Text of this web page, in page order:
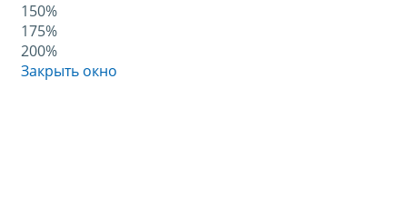
150%
175%
200%
Закрыть окно